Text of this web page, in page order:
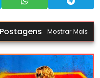
Mostrar Mais